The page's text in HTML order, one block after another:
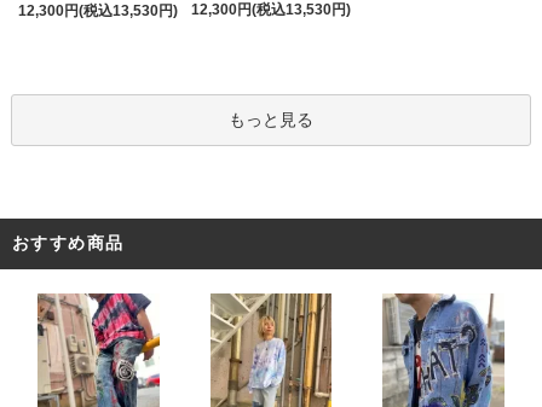
12,300円(税込13,530円)
12,300円(税込13,530円)
もっと見る
おすすめ商品